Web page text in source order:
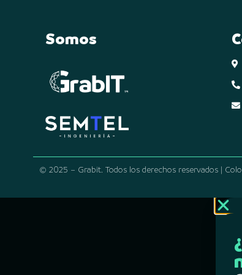
Somos
© 2025 – Grabit. Todos los derechos reservados |